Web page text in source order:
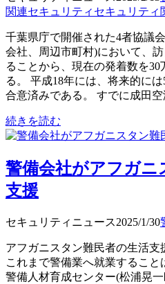
関連セキュリティ セキュリティ
千葉県庁で開催された4者協議
会社、周辺市町村)において、
ることから、現在の発着数を
る。 平成18年には、将来的に
合意済みである。 すでに成田
続きを読む
警備会社がアフガニ
支援
セキュリティニュース2025/1/30
アフガニスタン難民者の生活支
これまで警備業へ就業すること
警備人材育成センター(松浦晃